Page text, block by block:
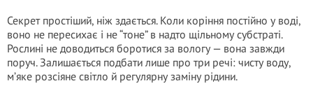
Секрет простіший, ніж здається. Коли коріння постійно у воді,
воно не пересихає і не “тоне” в надто щільному субстраті.
Рослині не доводиться боротися за вологу — вона завжди
поруч. Залишається подбати лише про три речі: чисту воду,
м’яке розсіяне світло й регулярну заміну рідини.